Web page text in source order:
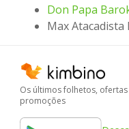
Don Papa
Max
Os últimos folhetos, ofertas
promoções